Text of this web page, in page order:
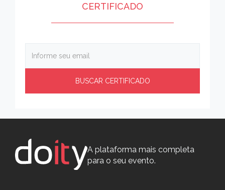
CERTIFICADO
A plataforma mais completa
para o seu evento.